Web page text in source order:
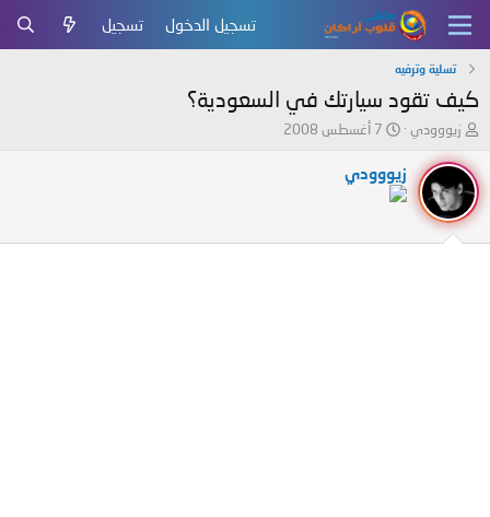
تسجيل الدخول تسجيل
تسلية وترفيه
كيف تقود سيارتك في السعودية؟
ب
د
ئ
ا
ل
م
زيووودي
ت
ي
ل
7 أغسطس 2008
زيووودي